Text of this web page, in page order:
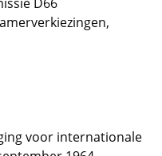
voor internationale